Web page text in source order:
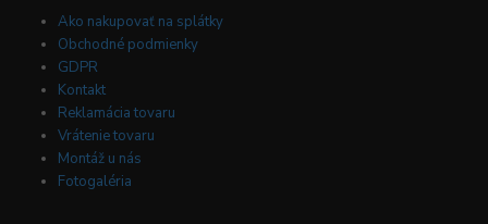
Ako nakupovať na splátky
Obchodné podmienky
GDPR
Kontakt
Reklamácia tovaru
Vrátenie tovaru
Montáž u nás
Fotogaléria